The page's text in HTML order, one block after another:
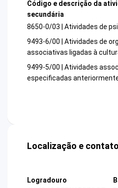
Código e descrição da
secundária
8650-0/03 | Atividades de
9493-6/00 | Atividades de
associativas ligadas à
9499-5/00 | Atividades
especificadas
Localização e
Logradouro